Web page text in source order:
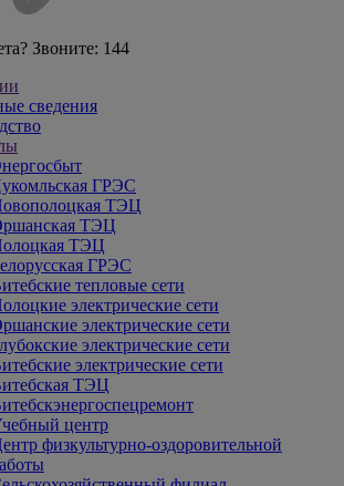
Звоните: 144
сведения
ГРЭС
ТЭЦ
ТЭЦ
ТЭЦ
ГРЭС
тепловые сети
электрические сети
электрические сети
электрические сети
электрические сети
ТЭЦ
центр
физкультурно-оздоровительной